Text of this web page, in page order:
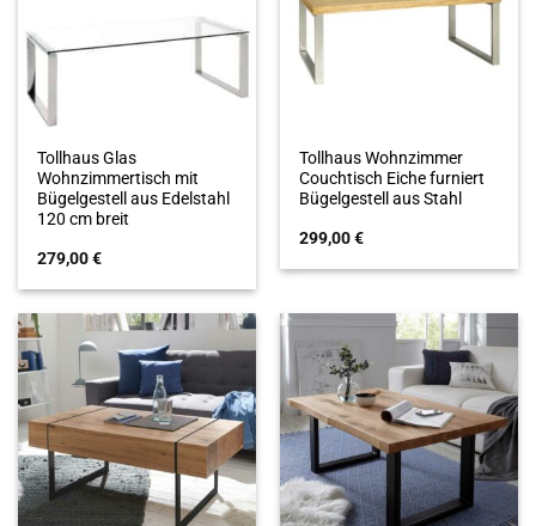
Tollhaus Glas
Wohnzimmertisch mit
Bügelgestell aus Edelstahl
120 cm breit
279,00€
Tollhaus Wohnzimmer
Couchtisch Eiche furniert
Bügelgestell aus Stahl
299,00€